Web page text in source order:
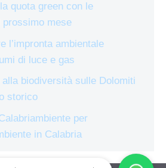
quota green con le
mese
l’impronta ambientale
di luce e gas
alla biodiversità sulle Dolomiti
storico
per
in Calabria